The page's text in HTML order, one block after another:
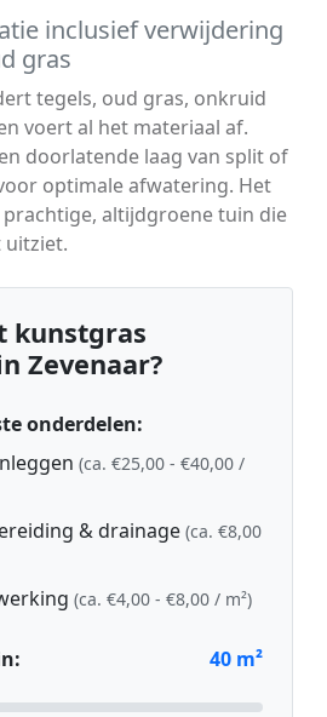
inclusief verwijdering
gras
tegels, oud gras, onkruid
voert al het materiaal af.
doorlatende laag van split of
optimale afwatering. Het
altijdgroene tuin die
uitziet.
kunstgras
Zevenaar?
onderdelen:
(ca. €25,00 - €40,00 /
& drainage (ca. €8,00
(ca. €4,00 - €8,00 / m²)
40 m²